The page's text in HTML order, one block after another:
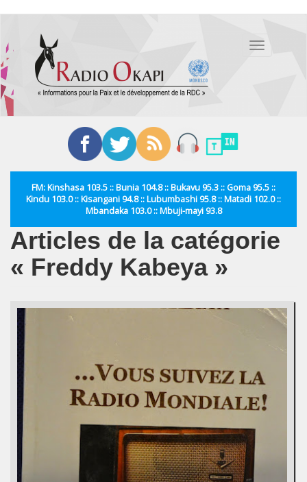
contenu
principal
Toggle
FM: Kinshasa 103.5 :: Bunia 104.8 :: Bukavu 95.3 :: Goma 95.5 ::
Kindu 103.0 :: Kisangani 94.8 :: Lubumbashi 95.8 :: Matadi 102.0 ::
Mbandaka 103.0 :: Mbuji-mayi 93.8
Articles de la catégorie
« Freddy Kabeya »